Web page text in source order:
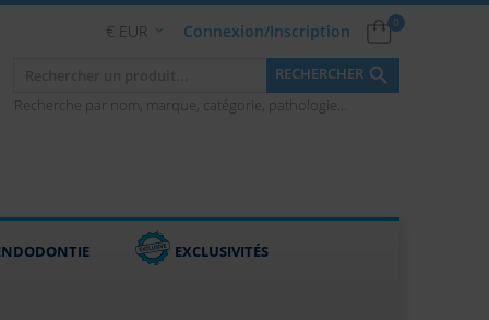
€ EUR  Connexion/Inscription 0
RECHERCHER 
Recherche par nom, marque, catégorie, pathologie...
EXCLUSIVITÉS